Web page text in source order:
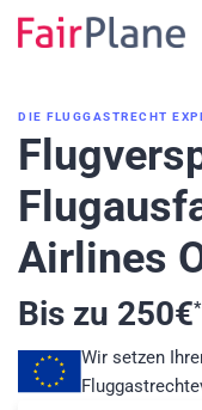
DIE FLUGGASTRECHT
Airlines
Bis zu 250€*
Wir setzen